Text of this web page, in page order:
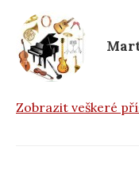
k
Zobrazit veškeré